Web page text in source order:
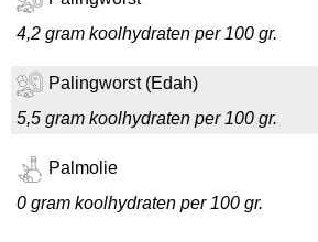
4,2 gram koolhydraten per 100 gr.
Palingworst (Edah)
5,5 gram koolhydraten per 100 gr.
Palmolie
0 gram koolhydraten per 100 gr.